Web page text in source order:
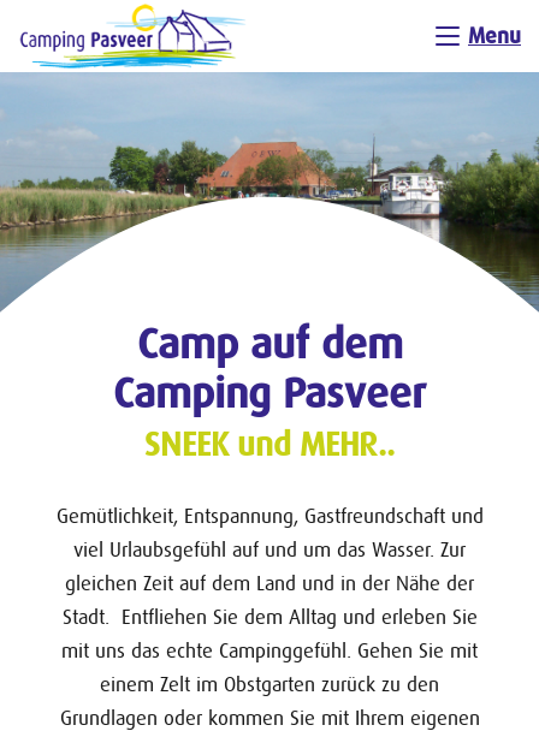
Menu
Camp auf dem
Camping Pasveer
SNEEK und MEHR..
Gemütlichkeit, Entspannung, Gastfreundschaft und
viel Urlaubsgefühl auf und um das Wasser. Zur
gleichen Zeit auf dem Land und in der Nähe der
Stadt. Entfliehen Sie dem Alltag und erleben Sie
mit uns das echte Campinggefühl. Gehen Sie mit
einem Zelt im Obstgarten zurück zu den
Grundlagen oder kommen Sie mit Ihrem eigenen